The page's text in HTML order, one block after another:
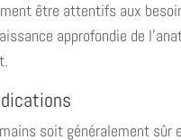
être attentifs aux
approfondie de
soit généralement